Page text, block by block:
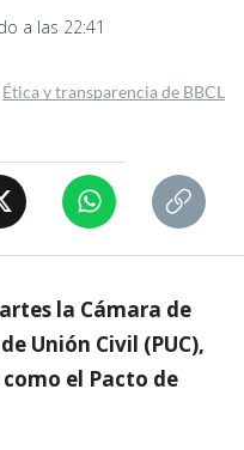
a las 22:41
Ética y transparencia de BBCL
la Cámara de
Unión Civil (PUC),
el Pacto de